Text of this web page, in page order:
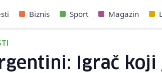
Biznis Sport Magazin
Igrač